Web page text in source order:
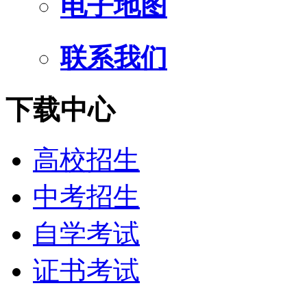
电子地图
联系我们
下载中心
高校招生
中考招生
自学考试
证书考试